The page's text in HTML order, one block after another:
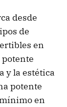
desde
de
en
potente
y la estética
potente
en